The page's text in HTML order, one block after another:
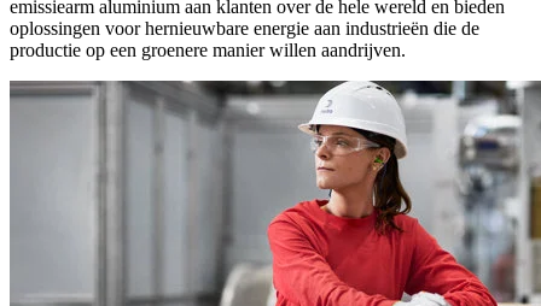
emissiearm aluminium aan klanten over de hele wereld en bieden
oplossingen voor hernieuwbare energie aan industrieën die de
productie op een groenere manier willen aandrijven.